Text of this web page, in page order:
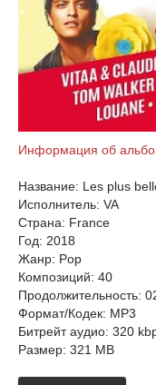
Информация об
Название: Les plus
Исполнитель: VA
Страна: France
Год: 2018
Жанр: Pop
Композиций: 40
Продолжительность:
Формат/Кодек: MP3
Битрейт аудио: 320
Размер: 321 MB